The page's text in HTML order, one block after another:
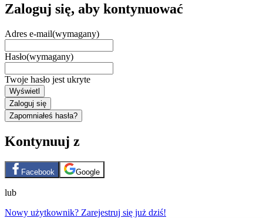
Zaloguj się, aby kontynuować
Adres e-mail(wymagany)
Hasło(wymagany)
Twoje hasło jest ukryte
Wyświetl
Zaloguj się
Zapomniałeś hasła?
Kontynuuj z
Facebook Google
lub
Nowy użytkownik? Zarejestruj się już dziś!